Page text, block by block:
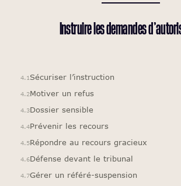
Instruire lesdemandes
4.1 Sécuriser l’instruction
4.2Motiver un refus
4.3Dossier sensible
4.4Prévenir les recours
4.5Répondre au recours gracieux
4.6Défense devant le tribunal
4.7Gérer un référé-suspension